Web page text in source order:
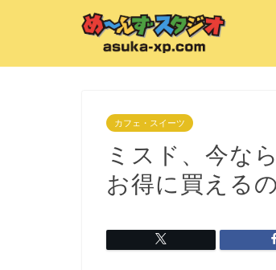
カフェ・スイーツ
ミスド、今な
お得に買える